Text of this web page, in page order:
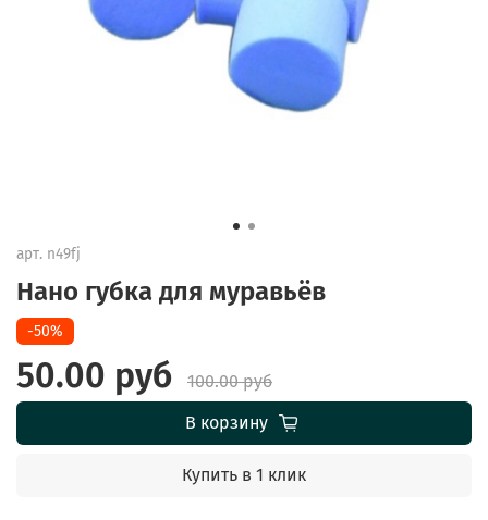
арт. n49fj
Нано губка для муравьёв
-50%
50.00 руб
100.00 руб
В корзину
Купить в 1 клик